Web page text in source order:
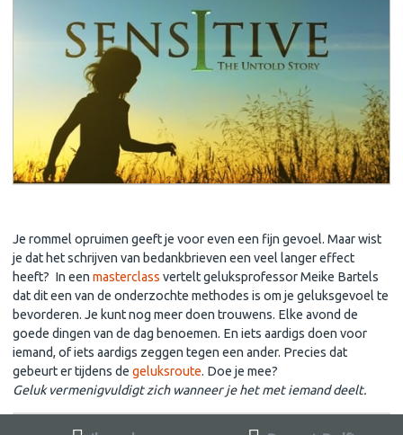
Je rommel opruimen geeft je voor even een fijn gevoel. Maar wist
je dat het schrijven van bedankbrieven een veel langer effect
heeft? In een masterclass vertelt geluksprofessor Meike Bartels
dat dit een van de onderzochte methodes is om je geluksgevoel te
bevorderen. Je kunt nog meer doen trouwens. Elke avond de
goede dingen van de dag benoemen. En iets aardigs doen voor
iemand, of iets aardigs zeggen tegen een ander. Precies dat
gebeurt er tijdens de geluksroute. Doe je mee?
Geluk vermenigvuldigt zich wanneer je het met iemand deelt.